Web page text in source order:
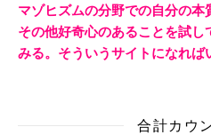
マゾヒズムの分野での自分の本
その他好奇心のあることを試
みる。そういうサイトになれば
合計カウ